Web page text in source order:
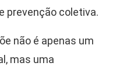
prevenção coletiva.
não é apenas um
mas uma